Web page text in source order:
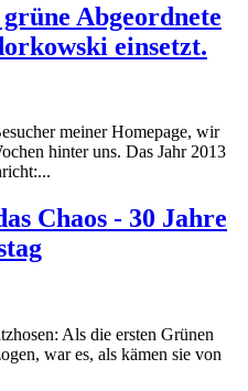
Abgeordnete
einsetzt.
meiner Homepage, wir
hinter uns. Das Jahr 2013
Chaos - 30 Jahre
Als die ersten Grünen
war es, als kämen sie von